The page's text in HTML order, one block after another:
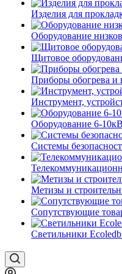
Изделия для
Оборудование
Щитовое
Приборы обогрева и
Инструмент,
Оборудование 6-10кВ
Системы
Метизы и
Сопутствующие
Светильники